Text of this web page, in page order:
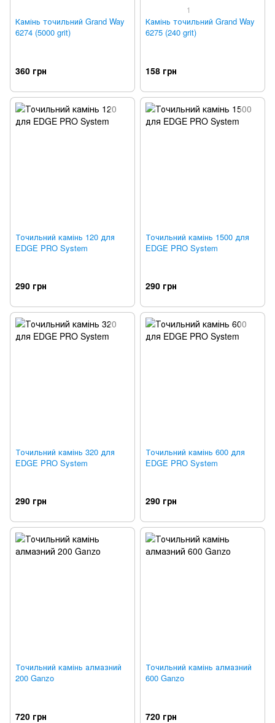
Камінь точильний Grand Way
6274 (5000 grit)
360 грн
1
Камінь точильний Grand Way
6275 (240 grit)
158 грн
Точильний камінь 120 для
EDGE PRO System
290 грн
Точильний камінь 1500 для
EDGE PRO System
290 грн
Точильний камінь 320 для
EDGE PRO System
290 грн
Точильний камінь 600 для
EDGE PRO System
290 грн
Точильний камінь алмазний
200 Ganzo
720 грн
Точильний камінь алмазний
600 Ganzo
720 грн